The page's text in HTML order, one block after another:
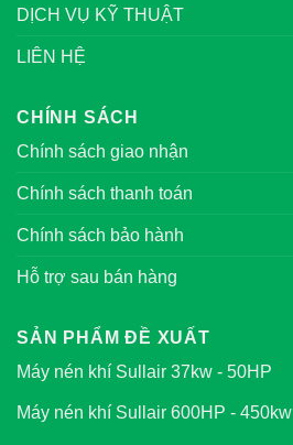
DỊCH VỤ KỸ THUẬT
LIÊN HỆ
CHÍNH SÁCH
Chính sách giao nhận
Chính sách thanh toán
Chính sách bảo hành
Hỗ trợ sau bán hàng
SẢN PHẨM ĐỀ XUẤT
Máy nén khí Sullair 37kw - 50HP
Máy nén khí Sullair 600HP - 450kw